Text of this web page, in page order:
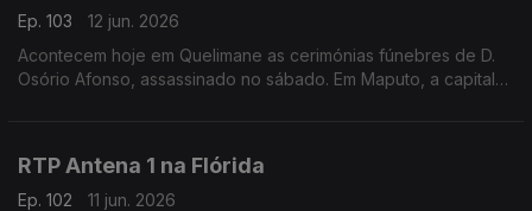
Ep. 103
12 jun. 2026
Acontecem hoje em Quelimane as cerimónias fúnebres de D.
Osório Afonso, assassinado no sábado. Em Maputo, a capital
RTP Antena 1 na Flórida
Ep. 102
11 jun. 2026